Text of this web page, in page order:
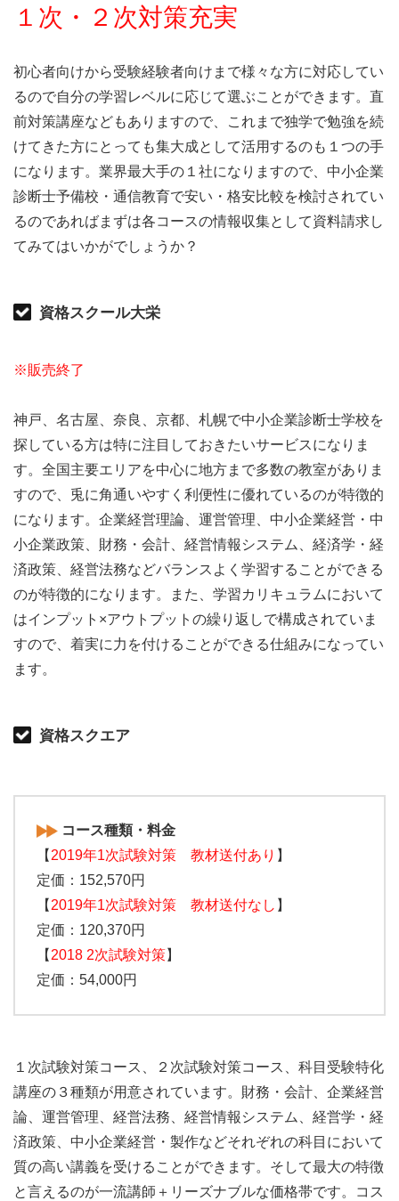
１次・２次対策充実
初心者向けから受験経験者向けまで様々な方に対応してい
るので自分の学習レベルに応じて選ぶことができます。直
前対策講座などもありますので、これまで独学で勉強を続
けてきた方にとっても集大成として活用するのも１つの手
になります。業界最大手の１社になりますので、中小企業
診断士予備校・通信教育で安い・格安比較を検討されてい
るのであればまずは各コースの情報収集として資料請求し
てみてはいかがでしょうか？
資格スクール大栄
※販売終了
神戸、名古屋、奈良、京都、札幌で中小企業診断士学校を
探している方は特に注目しておきたいサービスになりま
す。全国主要エリアを中心に地方まで多数の教室がありま
すので、兎に角通いやすく利便性に優れているのが特徴的
になります。企業経営理論、運営管理、中小企業経営・中
小企業政策、財務・会計、経営情報システム、経済学・経
済政策、経営法務などバランスよく学習することができる
のが特徴的になります。また、学習カリキュラムにおいて
はインプット×アウトプットの繰り返しで構成されていま
すので、着実に力を付けることができる仕組みになってい
ます。
資格スクエア
コース種類・料金
【 2019年1次試験対策 教材送付あり 】
定価：152,570円
【 2019年1次試験対策 教材送付なし 】
定価：120,370円
【 2018 2次試験対策】
定価：54,000円
１次試験対策コース、２次試験対策コース、科目受験特化
講座の３種類が用意されています。財務・会計、企業経営
論、運営管理、経営法務、経営情報システム、経営学・経
済政策、中小企業経営・製作などそれぞれの科目において
質の高い講義を受けることができます。そして最大の特徴
と言えるのが一流講師＋リーズナブルな価格帯です。コス